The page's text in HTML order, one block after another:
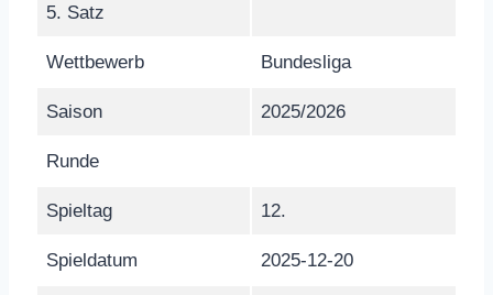
5. Satz
Wettbewerb Bundesliga
Saison 2025/2026
Runde
Spieltag 12.
Spieldatum 2025-12-20